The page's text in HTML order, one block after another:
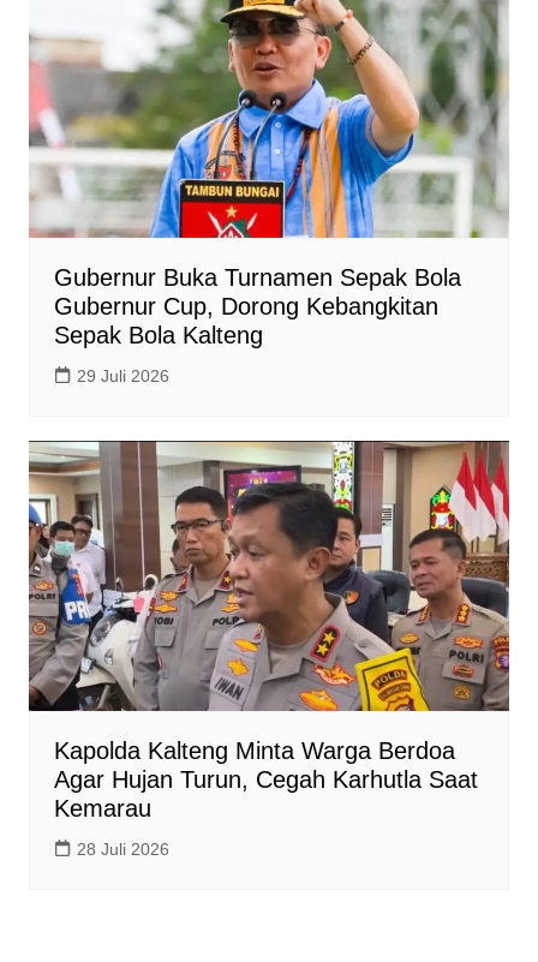
Gubernur Buka Turnamen Sepak Bola
Gubernur Cup, Dorong Kebangkitan
Sepak Bola Kalteng
29 Juli 2026
Kapolda Kalteng Minta Warga Berdoa
Agar Hujan Turun, Cegah Karhutla Saat
Kemarau
28 Juli 2026